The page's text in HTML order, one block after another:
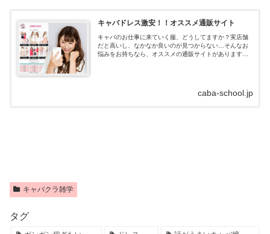
キャバドレス激安！！オススメ通販サイト
キャバのお仕事に来ていく服、どうしてますか？実店舗
だと高いし、なかなか良いのが見つからない…そんなお
悩みをお持ちなら、オススメの通販サイトがあります！
caba-school.jp
キャバクラ雑学
タグ